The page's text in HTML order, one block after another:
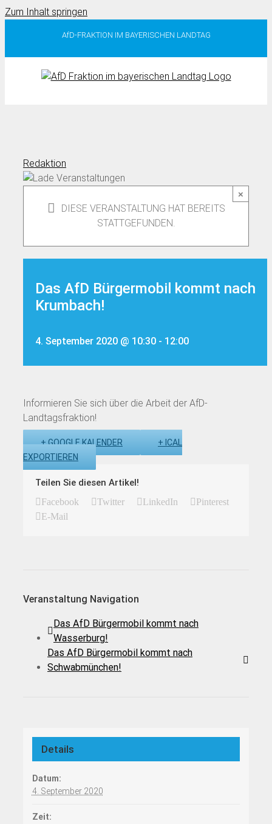
Zum Inhalt springen
AfD-FRAKTION IM BAYERISCHEN LANDTAG
Redaktion
×
DIESE VERANSTALTUNG HAT BEREITS
STATTGEFUNDEN.
Das AfD Bürgermobil kommt nach
Krumbach!
4. September 2020 @ 10:30 - 12:00
Informieren Sie sich über die Arbeit der AfD-
Landtagsfraktion!
+ GOOGLE KALENDER
+ ICAL
EXPORTIEREN
Teilen Sie diesen Artikel!
Facebook Twitter LinkedIn
Pinterest
E-Mail
Veranstaltung Navigation
Das AfD Bürgermobil kommt nach
Wasserburg!
Das AfD Bürgermobil kommt nach
Schwabmünchen!
Details
Datum:
4. September 2020
Zeit: